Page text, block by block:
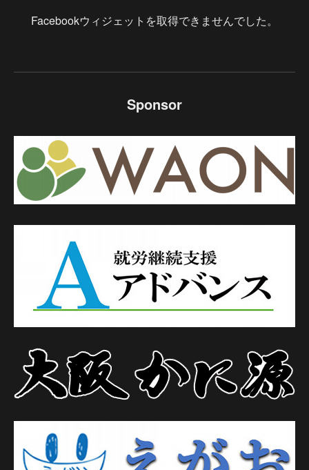
Facebookウィジェットを取得できませんでした。
Sponsor